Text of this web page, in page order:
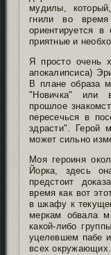
мудилы,
гнили во
ориентируется в
приятные и
Я просто очень
апокалипсиса)
В плане образа
"Новичка" или
прошлое
пересечься в
здрасти". Герой
может сильно
Моя героиня
Йорка, здесь
предстоит
время как вот
в шкафу к
меркам обвала
какой-либо
уцелевшем пабе
всех окружающих.